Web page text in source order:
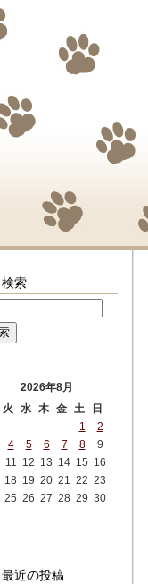
検索
2026年8月
火 水 木 金 土
日
1
2
4 5 6 7 8
9
11 12 13 14 15 16
18 19 20 21 22 23
25 26 27 28 29 30
最近の投稿